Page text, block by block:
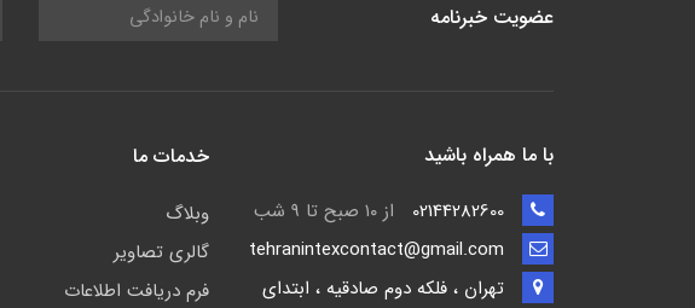
عضویت خبرنامه
با ما همراه باشید
از ۱۰ صبح تا 9 شب
تهران ، فلکه دوم صادقیه ، ابتدای
خدمات ما
وبلاگ
گالری تصاویر
فرم دریافت اطلاعات